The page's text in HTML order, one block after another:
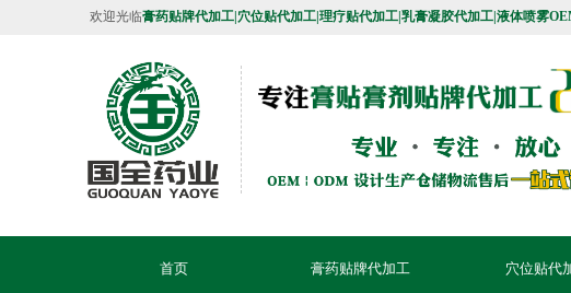
欢迎光临膏药贴牌代加工|穴位贴代加工|理疗贴代加工|乳膏凝胶代加工|液体喷雾
首页 膏药贴牌代加工 穴位贴代